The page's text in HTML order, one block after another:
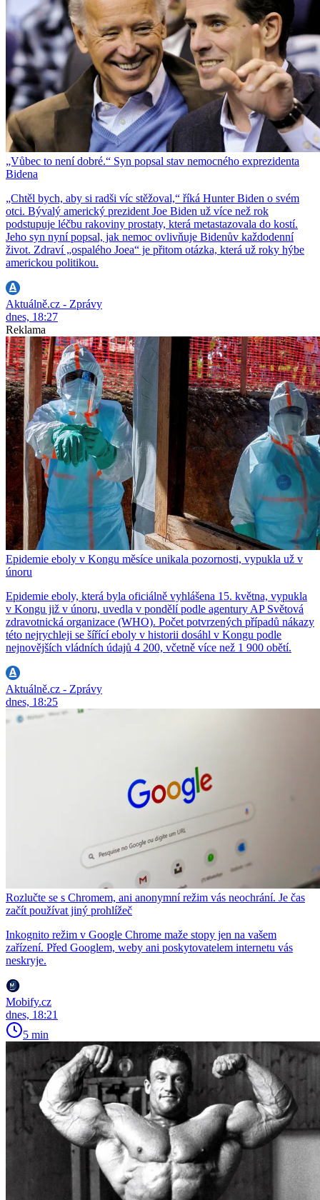
„Vůbec to není dobré.“ Syn popsal stav nemocného exprezidenta
Bidena
„Chtěl bych, aby si radši víc stěžoval,“ říká Hunter Biden o svém
otci. Bývalý americký prezident Joe Biden už více než rok
podstupuje léčbu rakoviny prostaty, která metastazovala do kostí.
Jeho syn nyní popsal, jak nemoc ovlivňuje Bidenův každodenní
život. Zdraví „ospalého Joea“ je přitom otázka, která už roky hýbe
americkou politikou.
Aktuálně.cz - Zprávy
dnes, 18:27
Reklama
Epidemie eboly v Kongu měsíce unikala pozornosti, vypukla už v
únoru
Epidemie eboly, která byla oficiálně vyhlášena 15. května, vypukla
v Kongu již v únoru, uvedla v pondělí podle agentury AP Světová
zdravotnická organizace (WHO). Počet potvrzených případů nákazy
této nejrychleji se šířící eboly v historii dosáhl v Kongu podle
nejnovějších vládních údajů 4 200, včetně více než 1 900 obětí.
Aktuálně.cz - Zprávy
dnes, 18:25
Rozlučte se s Chromem, ani anonymní režim vás neochrání. Je čas
začít používat jiný prohlížeč
Inkognito režim v Google Chrome maže stopy jen na vašem
zařízení. Před Googlem, weby ani poskytovatelem internetu vás
neskryje.
Mobify.cz
dnes, 18:21
5 min